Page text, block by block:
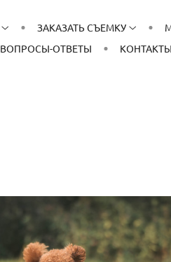
ЗАКАЗАТЬ СЪЕМКУ
ВОПРОСЫ-ОТВЕТЫ КОНТАКТЫ